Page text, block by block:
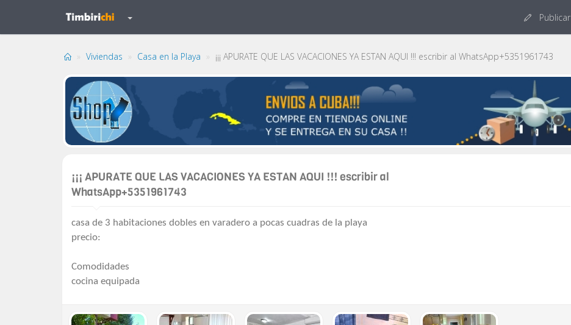
Publicar
Viviendas Casa en la Playa ¡¡¡ APURATE QUE LAS VACACIONES YA ESTAN AQUI !!! escribir al WhatsApp+5351961743
¡¡¡ APURATE QUE LAS VACACIONES YA ESTAN AQUI !!! escribir al
WhatsApp+5351961743
casa de 3 habitaciones dobles en varadero a pocas cuadras de la playa
precio:
Comodidades
cocina equipada